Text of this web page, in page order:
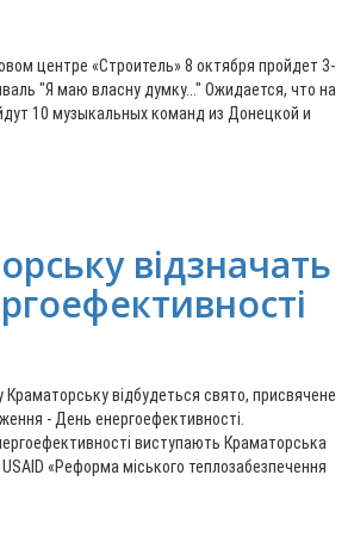
центре «Строитель» 8 октября пройдет 3-
"Я маю власну думку..." Ожидается, что на
10 музыкальных команд из Донецкой и
відзначать
Краматорську відбудеться свято, присвячене
- День енергоефективності.
виступають Краматорська
«Реформа міського теплозабезпечення